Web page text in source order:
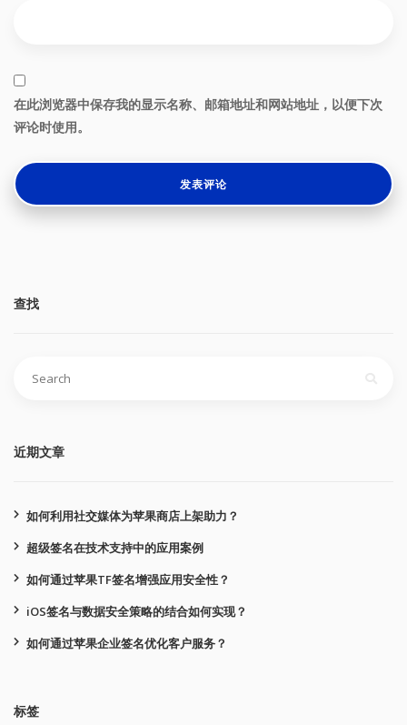
在此浏览器中保存我的显示名称、邮箱地址和网站地址，以便下次
评论时使用。
查找
索：
近期文章
如何利用社交媒体为苹果商店上架助力？
超级签名在技术支持中的应用案例
如何通过苹果TF签名增强应用安全性？
iOS签名与数据安全策略的结合如何实现？
如何通过苹果企业签名优化客户服务？
标签